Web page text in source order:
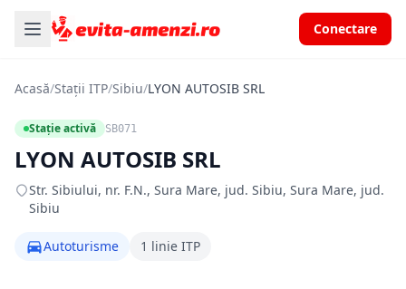
Conectare
Acasă/Stații ITP/Sibiu/LYON AUTOSIB SRL
Stație activă SB071
LYON AUTOSIB SRL
Str. Sibiului, nr. F.N., Sura Mare, jud. Sibiu, Sura Mare, jud.
Sibiu
Autoturisme 1 linie ITP